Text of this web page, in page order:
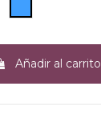
Añadir al carrito